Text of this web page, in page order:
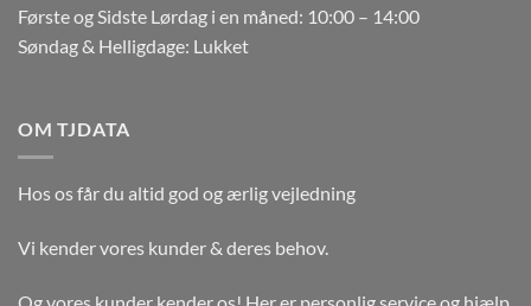
Første og Sidste Lørdag i en måned: 10:00 – 14:00
Søndag & Helligdage: Lukket
OM TJDATA
Hos os får du altid god og ærlig vejledning
Vi kender vores kunder & deres behov.